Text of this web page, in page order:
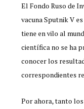
El Fondo Ruso de
vacuna Sputnik V
tiene en vilo al
científica no se ha
conocer los
correspondientes
Por ahora, tanto